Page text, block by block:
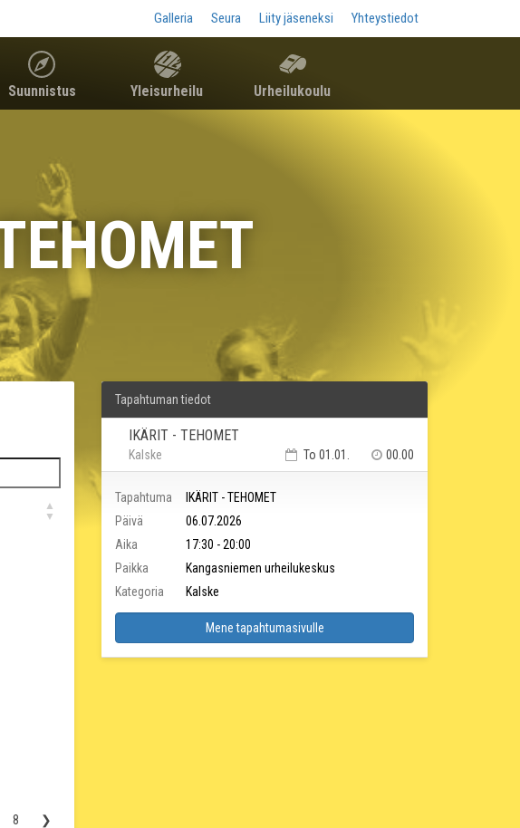
Galleria Seura Liity jäseneksi Yhteystiedot
Suunnistus Yleisurheilu Urheilukoulu
8 ❯
Tapahtuman tiedot
IKÄRIT - TEHOMET
Kalske 00.00
To 01.01.
Tapahtuma
IKÄRIT - TEHOMET
Päivä
06.07.2026
Aika
17:30 - 20:00
Paikka
Kangasniemen urheilukeskus
Kategoria
Kalske
Mene tapahtumasivulle